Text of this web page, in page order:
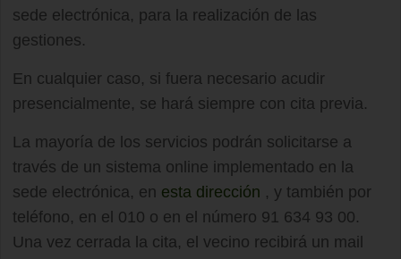
sede electrónica, para la realización de las
gestiones.
En cualquier caso, si fuera necesario acudir
presencialmente, se hará siempre con cita previa.
La mayoría de los servicios podrán solicitarse a
través de un sistema online implementado en la
sede electrónica, en esta dirección , y también por
teléfono, en el 010 o en el número 91 634 93 00.
Una vez cerrada la cita, el vecino recibirá un mail